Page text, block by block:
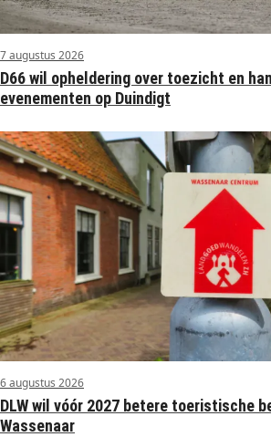
7 augustus 2026
D66 wil opheldering over toezicht en
evenementen op Duindigt
6 augustus 2026
DLW wil vóór 2027 betere toeristische
Wassenaar